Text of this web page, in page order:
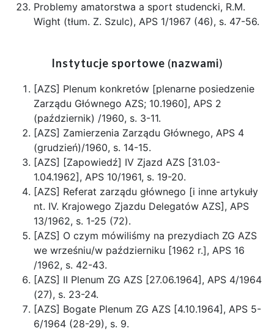
Problemy amatorstwa a sport studencki, R.M.
Wight (tłum. Z. Szulc), APS 1/1967 (46), s. 47-56.
Instytucje sportowe (nazwami)
[AZS] Plenum konkretów [plenarne posiedzenie
Zarządu Głównego AZS; 10.1960], APS 2
(październik) /1960, s. 3-11.
[AZS] Zamierzenia Zarządu Głównego, APS 4
(grudzień)/1960, s. 14-15.
[AZS] [Zapowiedź] IV Zjazd AZS [31.03-
1.04.1962], APS 10/1961, s. 19-20.
[AZS] Referat zarządu głównego [i inne artykuły
nt. IV. Krajowego Zjazdu Delegatów AZS], APS
13/1962, s. 1-25 (72).
[AZS] O czym mówiliśmy na prezydiach ZG AZS
we wrześniu/w październiku [1962 r.], APS 16
/1962, s. 42-43.
[AZS] II Plenum ZG AZS [27.06.1964], APS 4/1964
(27), s. 23-24.
[AZS] Bogate Plenum ZG AZS [4.10.1964], APS 5-
6/1964 (28-29), s. 9.